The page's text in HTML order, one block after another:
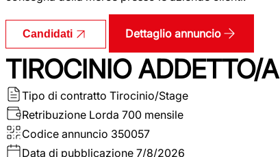
Candidati Dettaglio annuncio
TIROCINIO ADDETTO/
Tipo di contratto Tirocinio/Stage
Retribuzione Lorda 700 mensile
Codice annuncio 350057
Data di pubblicazione 7/8/2026